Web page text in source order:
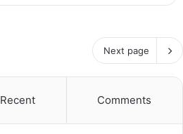
Next page
Recent Comments